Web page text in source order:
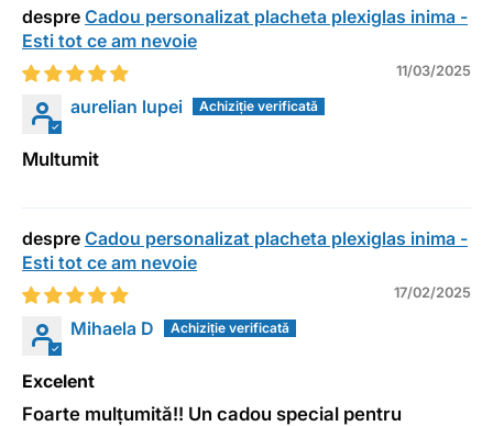
Cadou personalizat placheta plexiglas inima -
Esti tot ce am nevoie
11/03/2025
aurelian lupei
Multumit
Cadou personalizat placheta plexiglas inima -
Esti tot ce am nevoie
17/02/2025
Mihaela D
Excelent
Foarte mulțumită!! Un cadou special pentru